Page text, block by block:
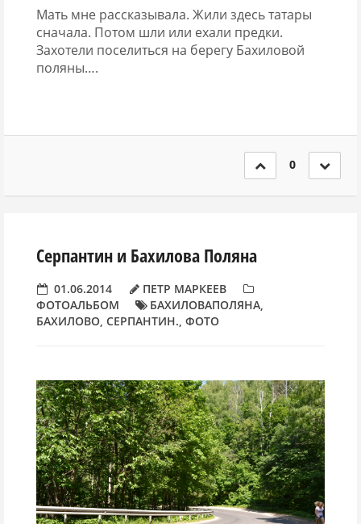
Мать мне рассказывала. Жили здесь татары
сначала. Потом шли или ехали предки.
Захотели поселиться на берегу Бахиловой
поляны….
0
Серпантин и Бахилова Поляна
01.06.2014
ПЕТР МАРКЕЕВ
ФОТОАЛЬБОМ
БАХИЛОВАПОЛЯНА,
БАХИЛОВО, СЕРПАНТИН., ФОТО